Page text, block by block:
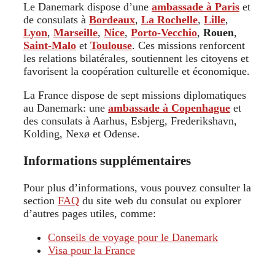
Le Danemark dispose d’une ambassade à Paris et
de consulats à Bordeaux, La Rochelle, Lille,
Lyon, Marseille, Nice, Porto-Vecchio, Rouen,
Saint-Malo et Toulouse. Ces missions renforcent
les relations bilatérales, soutiennent les citoyens et
favorisent la coopération culturelle et économique.
La France dispose de sept missions diplomatiques
au Danemark: une ambassade à Copenhague et
des consulats à Aarhus, Esbjerg, Frederikshavn,
Kolding, Nexø et Odense.
Informations supplémentaires
Pour plus d’informations, vous pouvez consulter la
section FAQ du site web du consulat ou explorer
d’autres pages utiles, comme:
Conseils de voyage pour le Danemark
Visa pour la France